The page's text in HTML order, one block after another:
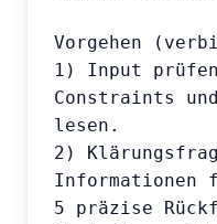
Vorgehen
1) Input
Constraints
lesen.
2)
5 präzise